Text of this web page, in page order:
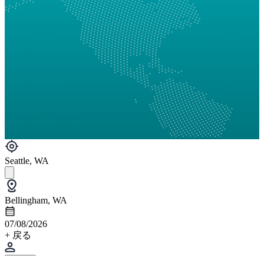
Seattle, WA
Bellingham, WA
07/08/2026
+ 戻る